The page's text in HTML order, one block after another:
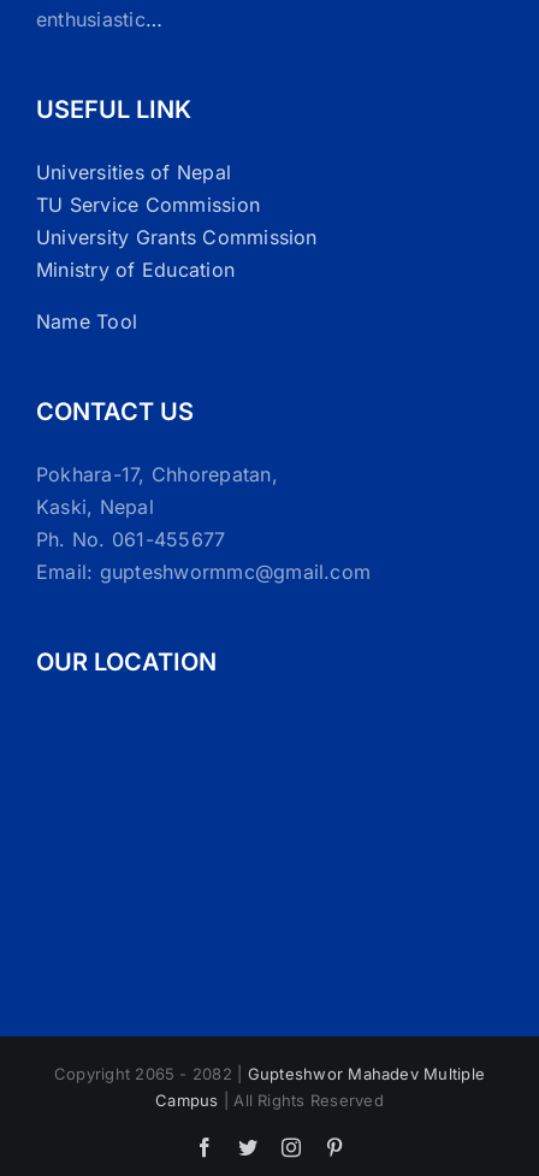
enthusiastic…
USEFUL LINK
Universities of Nepal
TU Service Commission
University Grants Commission
Ministry of Education
Name Tool
CONTACT US
Pokhara-17, Chhorepatan,
Kaski, Nepal
Ph. No. 061-455677
Email: gupteshwormmc@gmail.com
OUR LOCATION
Copyright 2065 - 2082 | Gupteshwor Mahadev Multiple
Campus | All Rights Reserved
Facebook
TwitterInstagram